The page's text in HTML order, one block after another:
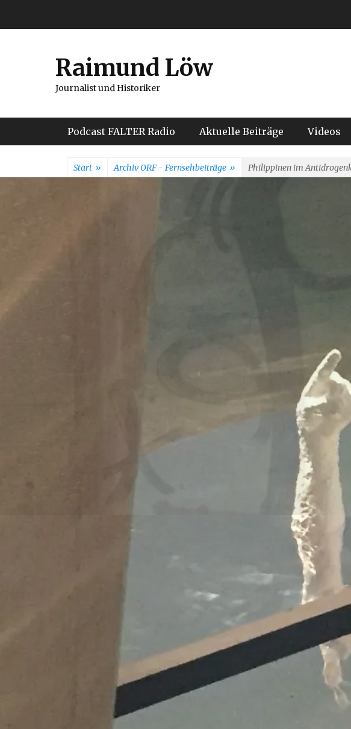
Raimund Löw
Journalist und Historiker
Hauptmenü
Podcast FALTER Radio Aktuelle Beiträge Videos
Start » Archiv ORF - Fernsehbeiträge » Philippinen im
https://
wei-
von